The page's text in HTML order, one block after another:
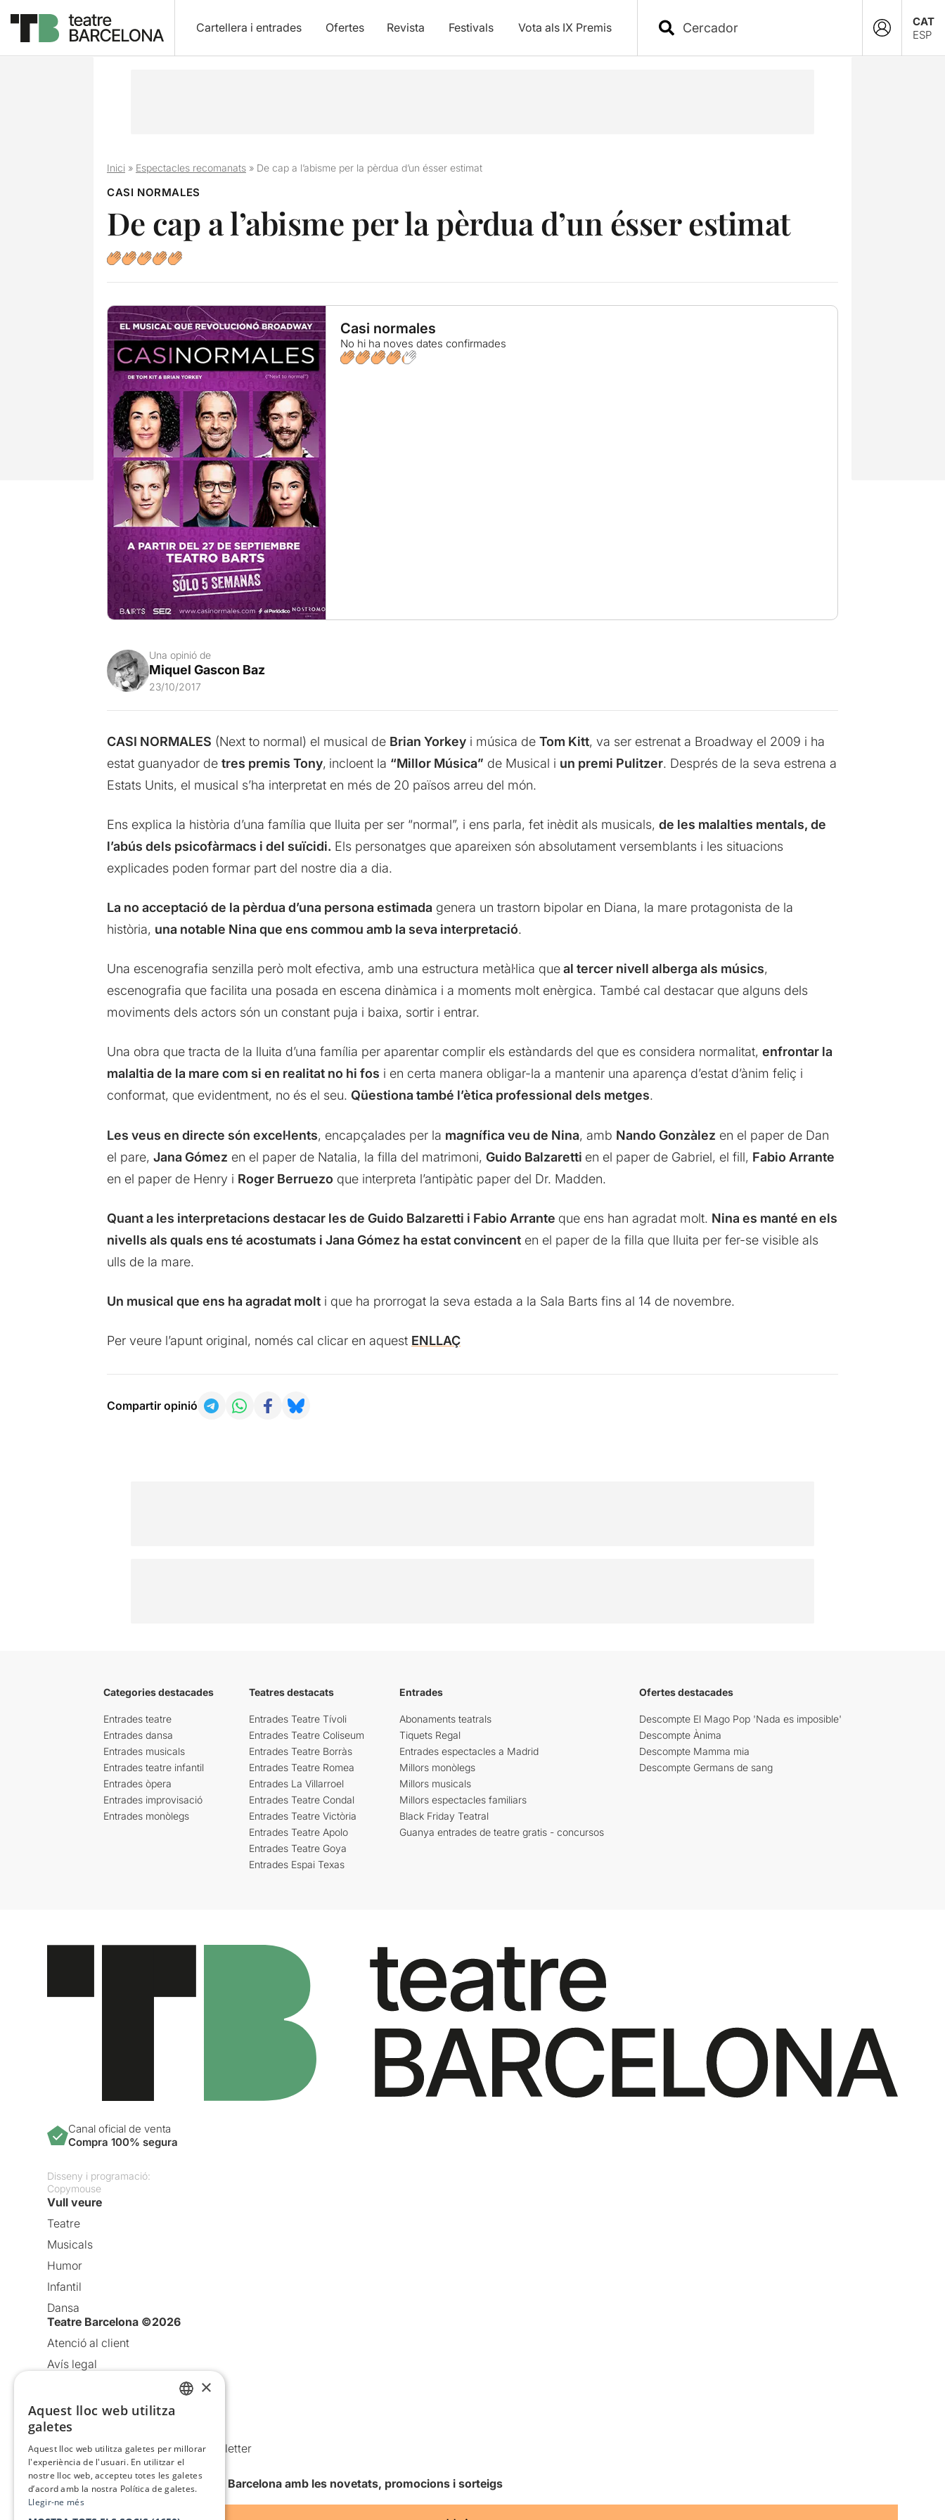
Cartellera i entrades Ofertes Revista Festivals Vota als IX Premis
CAT
ESP
Inici» Espectacles recomanats» De cap a l’abisme per la pèrdua d’un ésser estimat
CASI NORMALES
De cap a l’abisme per la pèrdua d’un ésser estimat
Casi normales
No hi ha noves dates confirmades
Una opinió de
Miquel Gascon Baz
23/10/2017
CASI NORMALES (Next to normal) el musical de Brian Yorkeyi música de Tom Kitt, va ser estrenat a Broadway el 2009 i ha
estat guanyador de tres premis Tony, incloent la “Millor Música” de Musical i un premi Pulitzer. Després de la seva estrena a
Estats Units, el musical s’ha interpretat en més de 20 països arreu del món.
Ens explica la història d’una família que lluita per ser “normal”, i ens parla, fet inèdit als musicals, de les malalties mentals, de
l’abús dels psicofàrmacs i del suïcidi. Els personatges que apareixen són absolutament versemblants i les situacions
explicades poden formar part del nostre dia a dia.
La no acceptació de la pèrdua d’una persona estimada genera un trastorn bipolar en Diana, la mare protagonista de la
història, una notable Nina que ens commou amb la seva interpretació.
Una escenografia senzilla però molt efectiva, amb una estructura metàl·lica queal tercer nivell alberga als músics,
escenografia que facilita una posada en escena dinàmica i a moments molt enèrgica. També cal destacar que alguns dels
moviments dels actors són un constant puja i baixa, sortir i entrar.
Una obra que tracta de la lluita d’una família per aparentar complir els estàndards del que es considera normalitat, enfrontar la
malaltia de la mare com si en realitat no hi fos i en certa manera obligar-la a mantenir una aparença d’estat d’ànim feliç i
conformat, que evidentment, no és el seu. Qüestiona també l’ètica professional dels metges.
Les veus en directe són excel·lents, encapçalades per la magnífica veu de Nina, amb Nando Gonzàlez en el paper de Dan
el pare, Jana Gómez en el paper de Natalia, la filla del matrimoni, Guido Balzaretti en el paper de Gabriel, el fill, Fabio Arrante
en el paper de Henry i Roger Berruezo que interpreta l’antipàtic paper del Dr. Madden.
Quant a les interpretacions destacar les de Guido Balzaretti i Fabio Arrante que ens han agradat molt. Nina es manté en els
nivells als quals ens té acostumats i Jana Gómez ha estat convincenten el paper de la filla que lluita per fer-se visible als
ulls de la mare.
Un musical que ens ha agradat molti que ha prorrogat la seva estada a la Sala Barts fins al 14 de novembre.
Per veure l’apunt original, només cal clicar en aquest ENLLAÇ
Compartir opinió
Categories destacades
Entrades teatre
Entrades dansa
Entrades musicals
Entrades teatre infantil
Entrades òpera
Entrades improvisació
Entrades monòlegs
Teatres destacats
Entrades Teatre Tívoli
Entrades Teatre Coliseum
Entrades Teatre Borràs
Entrades Teatre Romea
Entrades La Villarroel
Entrades Teatre Condal
Entrades Teatre Victòria
Entrades Teatre Apolo
Entrades Teatre Goya
Entrades Espai Texas
Entrades
Abonaments teatrals
Tiquets Regal
Entrades espectacles a Madrid
Millors monòlegs
Millors musicals
Millors espectacles familiars
Black Friday Teatral
Guanya entrades de teatre gratis - concursos
Ofertes destacades
Descompte El Mago Pop 'Nada es imposible'
Descompte Ànima
Descompte Mamma mia
Descompte Germans de sang
Canal oficial de venta
Compra 100% segura
Disseny i programació:
Copymouse
Vull veure
Teatre
Musicals
Humor
Infantil
Dansa
Teatre Barcelona ©2026
Atenció al client
Avís legal
Política de cookies
Condicions d’ús
Comunicacions comercials i Newsletter
Anuncia’t
Vull rebre la newsletter de Teatre Barcelona amb les novetats, promocions i sorteigs
×
Aquest lloc web utilitza
galetes
Aquest lloc web utilitza galetes per millorar
l'experiència de l'usuari. En utilitzar el
nostre lloc web, accepteu totes les galetes
d’acord amb la nostra Política de galetes.
Llegir-ne més